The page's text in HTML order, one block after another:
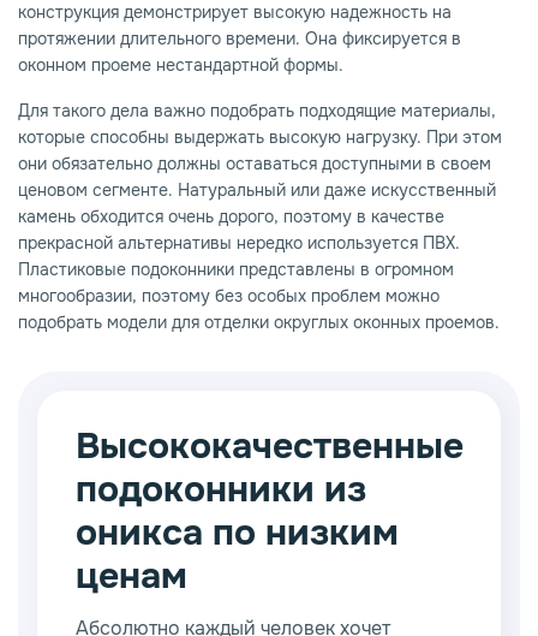
конструкция демонстрирует высокую надежность на
протяжении длительного времени. Она фиксируется в
оконном проеме нестандартной формы.
Для такого дела важно подобрать подходящие материалы,
которые способны выдержать высокую нагрузку. При этом
они обязательно должны оставаться доступными в своем
ценовом сегменте. Натуральный или даже искусственный
камень обходится очень дорого, поэтому в качестве
прекрасной альтернативы нередко используется ПВХ.
Пластиковые подоконники представлены в огромном
многообразии, поэтому без особых проблем можно
подобрать модели для отделки округлых оконных проемов.
Высококачественные
подоконники из
оникса по низким
ценам
Абсолютно каждый человек хочет